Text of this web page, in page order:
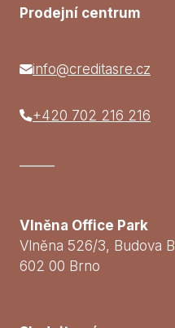
Prodejní centrum
info@creditasre.cz
+420 702 216 216
Vlněna Office Park
Vlněna 526/3, Budova B
602 00 Brno